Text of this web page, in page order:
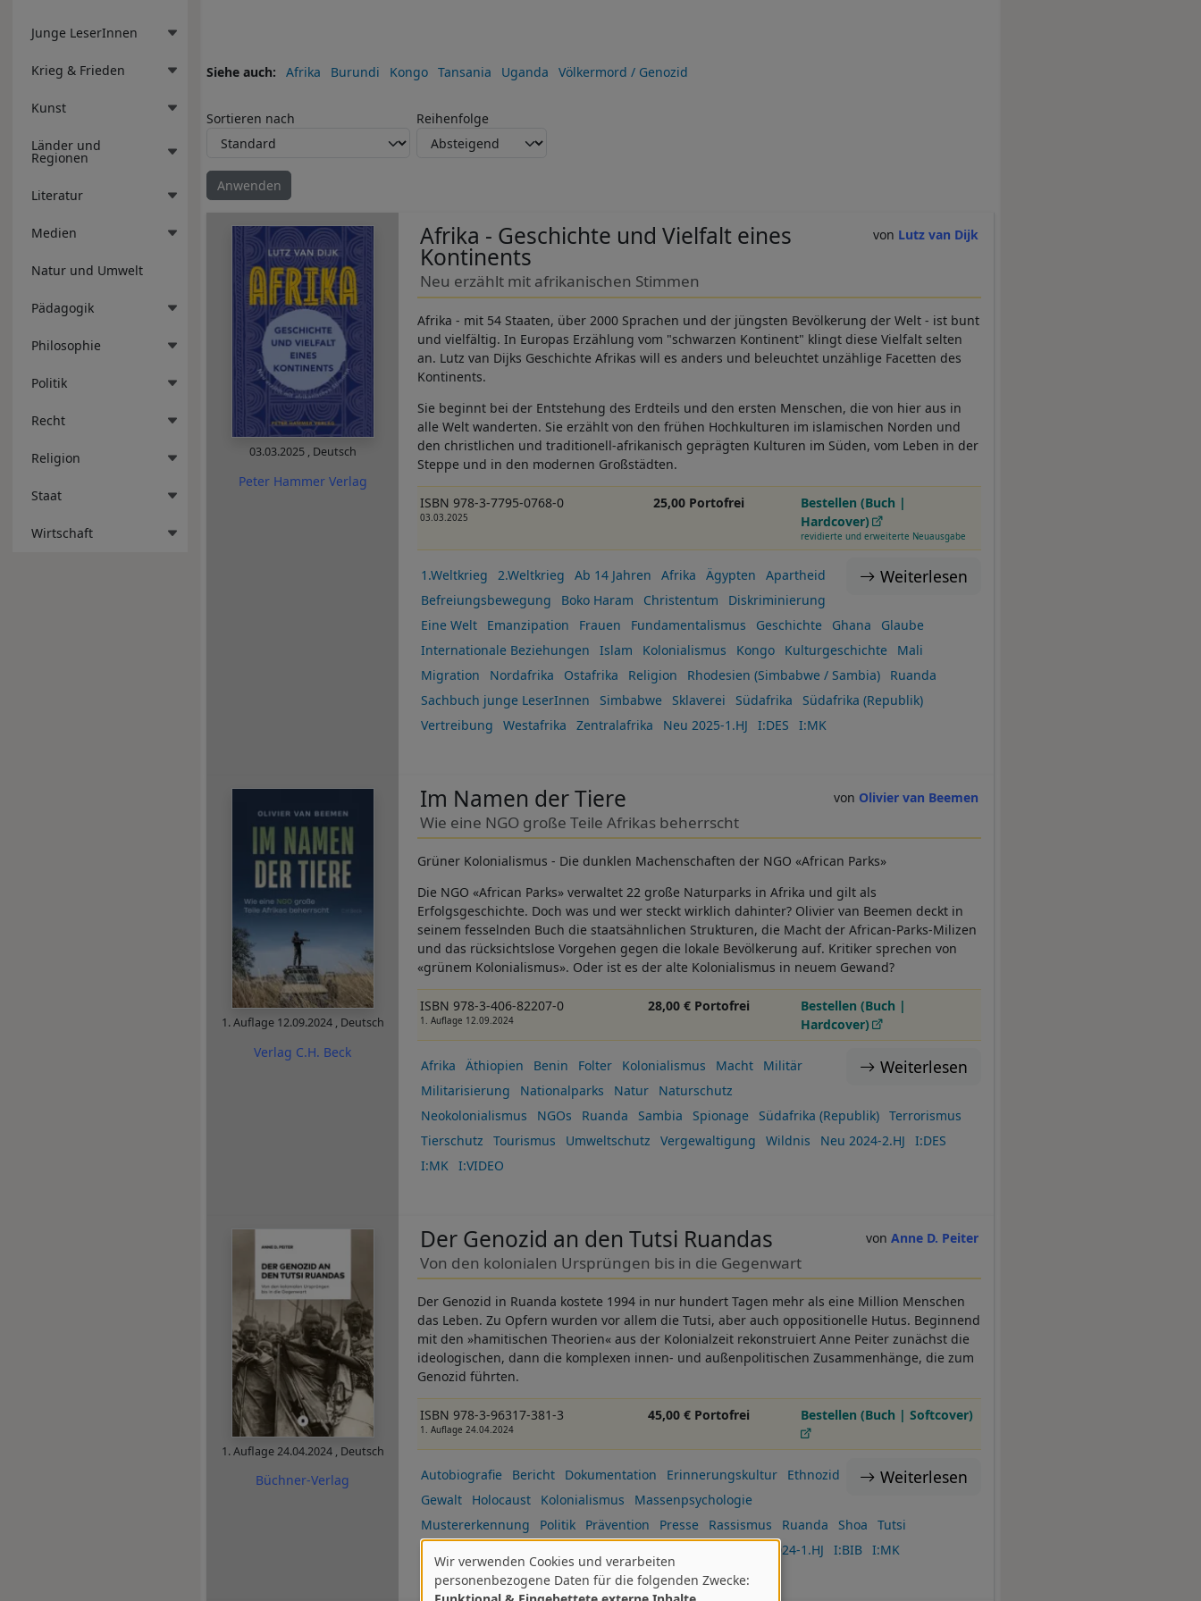
Junge LeserInnen
Krieg & Frieden
Kunst
Länder und
Regionen
Literatur
Medien
Natur und Umwelt
Pädagogik
Philosophie
Politik
Recht
Religion
Staat
Wirtschaft
Siehe auch Afrika Burundi Kongo Tansania Uganda Völkermord / Genozid
Sortieren nach Reihenfolge
03.03.2025 , Deutsch
Peter Hammer Verlag
Lutz van Dijk
Afrika - Geschichte und Vielfalt eines
Kontinents
Neu erzählt mit afrikanischen Stimmen
Afrika - mit 54 Staaten, über 2000 Sprachen und der jüngsten Bevölkerung der Welt - ist bunt
und vielfältig. In Europas Erzählung vom "schwarzen Kontinent" klingt diese Vielfalt selten
an. Lutz van Dijks Geschichte Afrikas will es anders und beleuchtet unzählige Facetten des
Kontinents.
Sie beginnt bei der Entstehung des Erdteils und den ersten Menschen, die von hier aus in
alle Welt wanderten. Sie erzählt von den frühen Hochkulturen im islamischen Norden und
den christlichen und traditionell-afrikanisch geprägten Kulturen im Süden, vom Leben in der
Steppe und in den modernen Großstädten.
ISBN 978-3-7795-0768-0
03.03.2025
25,00 Portofrei
Bestellen (Buch |
Hardcover)
revidierte und erweiterte Neuausgabe
Weiterlesen
1.Weltkrieg 2.Weltkrieg Ab 14 Jahren Afrika Ägypten
Apartheid
Befreiungsbewegung
Boko Haram Christentum
Diskriminierung
Eine Welt
Emanzipation Frauen Fundamentalismus Geschichte Ghana
Glaube
Internationale Beziehungen
Islam Kolonialismus Kongo Kulturgeschichte
Mali
Migration
Nordafrika Ostafrika Religion Rhodesien (Simbabwe / Sambia)
Ruanda
Sachbuch junge LeserInnen
Simbabwe Sklaverei Südafrika
Südafrika (Republik)
Vertreibung
Westafrika Zentralafrika Neu 2025-1.HJ I:DES I:MK
1. Auflage 12.09.2024 , Deutsch
Verlag C.H. Beck
Olivier van Beemen
Im Namen der Tiere
Wie eine NGO große Teile Afrikas beherrscht
Grüner Kolonialismus - Die dunklen Machenschaften der NGO «African Parks»
Die NGO «African Parks» verwaltet 22 große Naturparks in Afrika und gilt als
Erfolgsgeschichte. Doch was und wer steckt wirklich dahinter? Olivier van Beemen deckt in
seinem fesselnden Buch die staatsähnlichen Strukturen, die Macht der African-Parks-Milizen
und das rücksichtslose Vorgehen gegen die lokale Bevölkerung auf. Kritiker sprechen von
«grünem Kolonialismus». Oder ist es der alte Kolonialismus in neuem Gewand?
ISBN 978-3-406-82207-0
1. Auflage 12.09.2024
28,00 € Portofrei
Bestellen (Buch |
Hardcover)
Weiterlesen
Afrika Äthiopien Benin Folter Kolonialismus Macht
Militär
Militarisierung
Nationalparks Natur
Naturschutz
Neokolonialismus
NGOs Ruanda Sambia Spionage Südafrika (Republik)
Terrorismus
Tierschutz
Tourismus Umweltschutz Vergewaltigung Wildnis Neu 2024-2.HJ
I:DES
I:MK
I:VIDEO
1. Auflage24.04.2024 , Deutsch
Büchner-Verlag
Anne D. Peiter
Der Genozid an den Tutsi Ruandas
Von den kolonialen Ursprüngen bis in die Gegenwart
Der Genozid in Ruanda kostete 1994 in nur hundert Tagen mehr als eine Million Menschen
das Leben. Zu Opfern wurden vor allem die Tutsi, aber auch oppositionelle Hutus. Beginnend
mit den »hamitischen Theorien« aus der Kolonialzeit rekonstruiert Anne Peiter zunächst die
ideologischen, dann die komplexen innen- und außenpolitischen Zusammenhänge, die zum
Genozid führten.
ISBN 978-3-96317-381-3
1. Auflage 24.04.2024
45,00 € Portofrei Bestellen (Buch | Softcover)
Weiterlesen
Autobiografie Bericht Dokumentation Erinnerungskultur
Ethnozid
Gewalt
Holocaust Kolonialismus
Massenpsychologie
Mustererkennung
Politik Prävention Presse Rassismus Ruanda Shoa
Tutsi
Neu 2024-1.HJ I:BIB I:MK
Verwendung
Wir verwenden Cookies und verarbeiten
personenbezogene Daten für die folgenden Zwecke: